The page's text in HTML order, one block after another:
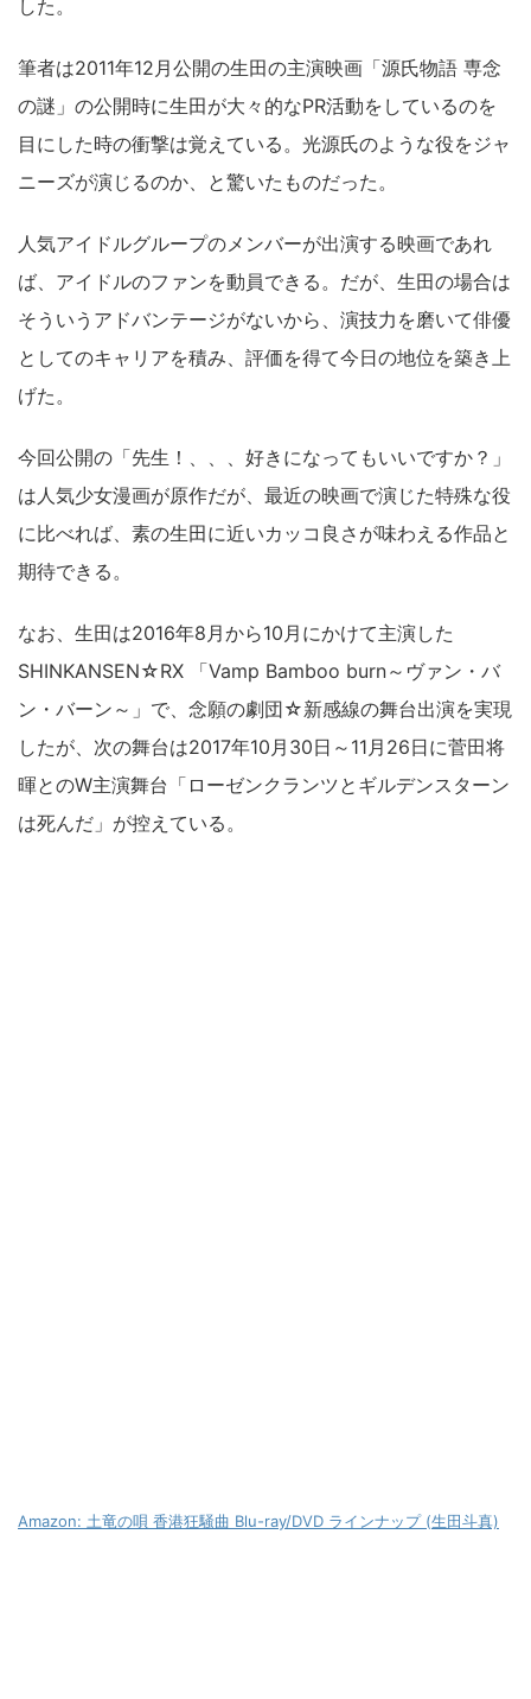
した。
筆者は2011年12月公開の生田の主演映画「源氏物語 専念
の謎」の公開時に生田が大々的なPR活動をしているのを
目にした時の衝撃は覚えている。光源氏のような役をジャ
ニーズが演じるのか、と驚いたものだった。
人気アイドルグループのメンバーが出演する映画であれ
ば、アイドルのファンを動員できる。だが、生田の場合は
そういうアドバンテージがないから、演技力を磨いて俳優
としてのキャリアを積み、評価を得て今日の地位を築き上
げた。
今回公開の「先生！、、、好きになってもいいですか？」
は人気少女漫画が原作だが、最近の映画で演じた特殊な役
に比べれば、素の生田に近いカッコ良さが味わえる作品と
期待できる。
なお、生田は2016年8月から10月にかけて主演した
SHINKANSEN☆RX 「Vamp Bamboo burn～ヴァン・バ
ン・バーン～」で、念願の劇団☆新感線の舞台出演を実現
したが、次の舞台は2017年10月30日～11月26日に菅田将
暉とのW主演舞台「ローゼンクランツとギルデンスターン
は死んだ」が控えている。
Amazon: 土竜の唄 香港狂騒曲 Blu-ray/DVD ラインナップ (生田斗真)